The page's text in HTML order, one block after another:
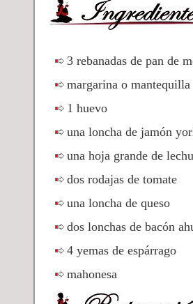
3 rebanadas de pan de
margarina o mantequilla
1 huevo
una loncha de jamón
una hoja grande de
dos rodajas de tomate
una loncha de queso
dos lonchas de bacón
4 yemas de espárrago
mahonesa